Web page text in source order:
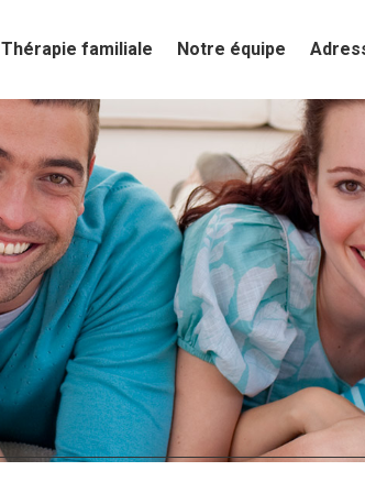
Thérapie familiale Notre équipe
Thérapie familiale Notre équipe